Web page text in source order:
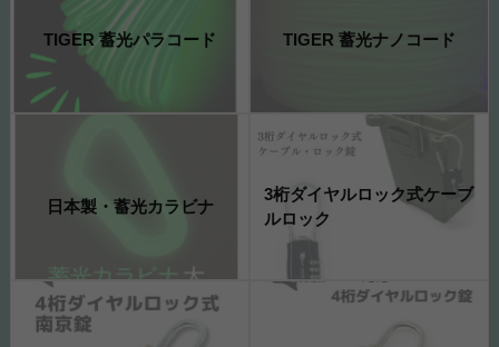
TIGER 蓄光パラコード TIGER 蓄光ナノコード
日本製・蓄光カラビナ
3桁ダイヤルロック式ケーブ
ルロック